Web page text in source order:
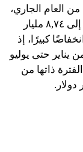
من العام الجاري،
مقارَنة بالفترة ذاتها من العام الماضي، لتصل إلى ٨,٧٤ مليار
كبيرًا، إذ
يناير حتى يوليو
في الفترة ذاتها من